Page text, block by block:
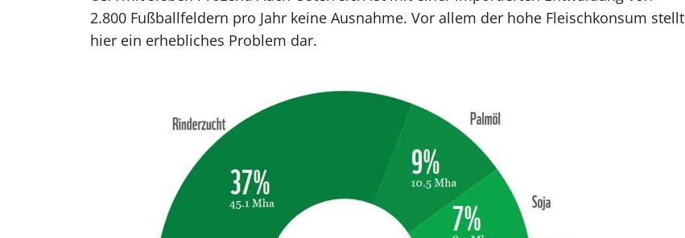
2.800 Fußballfeldern pro Jahr keine Ausnahme. Vor allem der hohe Fleischkonsum stellt
hier ein erhebliches Problem dar.